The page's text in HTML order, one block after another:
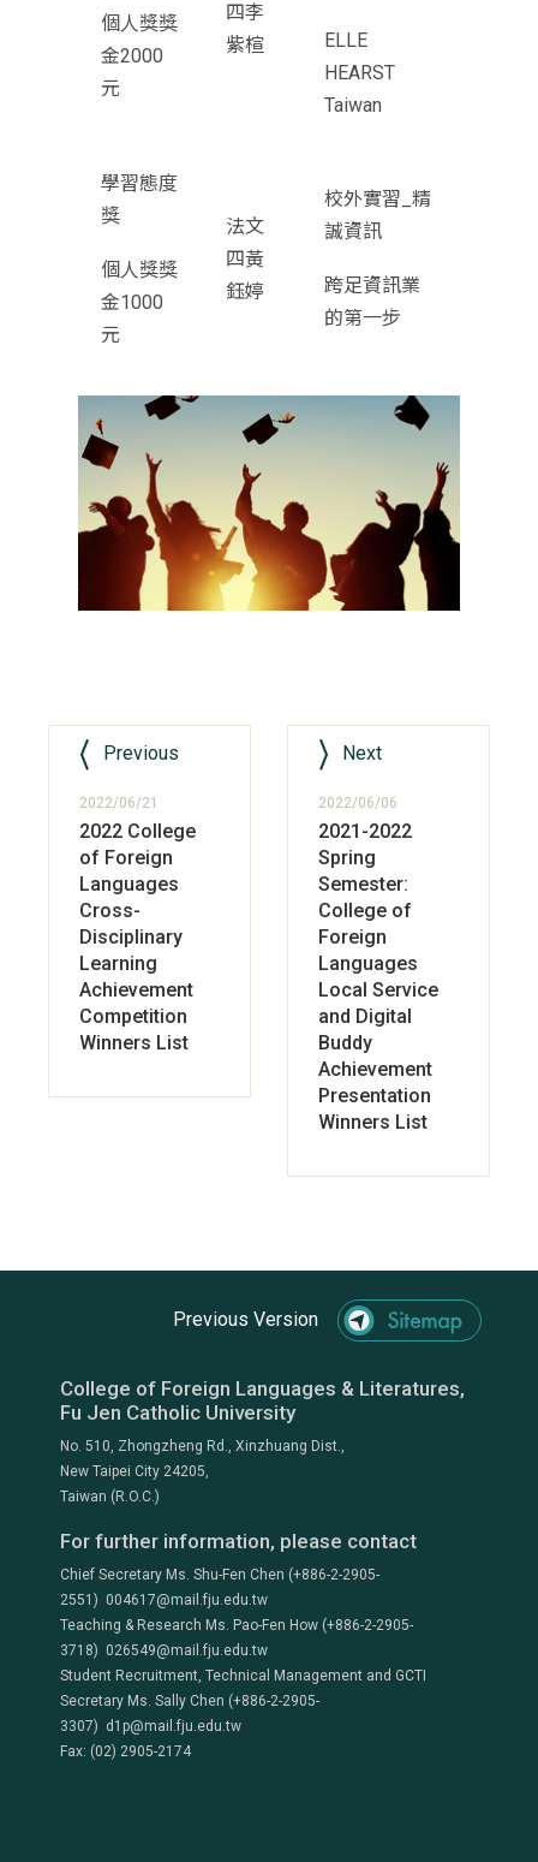
個人獎獎
金2000
元
四李
紫楦
ELLE
HEARST
Taiwan
學習態度
獎
個人獎獎
金1000
元
法文
四黃
鈺婷
校外實習_精
誠資訊
跨足資訊業
的第一步
Previous
2022/06/21
2022 College
of Foreign
Languages
Cross-
Disciplinary
Learning
Achievement
Competition
Winners List
Next
2022/06/06
2021-2022
Spring
Semester:
College of
Foreign
Languages
Local Service
and Digital
Buddy
Achievement
Presentation
Winners List
Previous Version
College of Foreign Languages & Literatures,
Fu Jen Catholic University
No. 510, Zhongzheng Rd., Xinzhuang Dist.,
New Taipei City 24205,
Taiwan (R.O.C.)
For further information, please contact
Chief Secretary Ms. Shu-Fen Chen (+886-2-2905-
2551) 004617@mail.fju.edu.tw
Teaching & Research Ms. Pao-Fen How (+886-2-2905-
3718) 026549@mail.fju.edu.tw
Student Recruitment, Technical Management and GCTI
Secretary Ms. Sally Chen (+886-2-2905-
3307) d1p@mail.fju.edu.tw
Fax: (02) 2905-2174